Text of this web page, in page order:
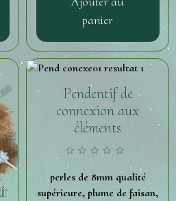
panier
Pendentif de
connexion aux
éléments
perles de 8mm qualité
supérieure, plume de faisan,